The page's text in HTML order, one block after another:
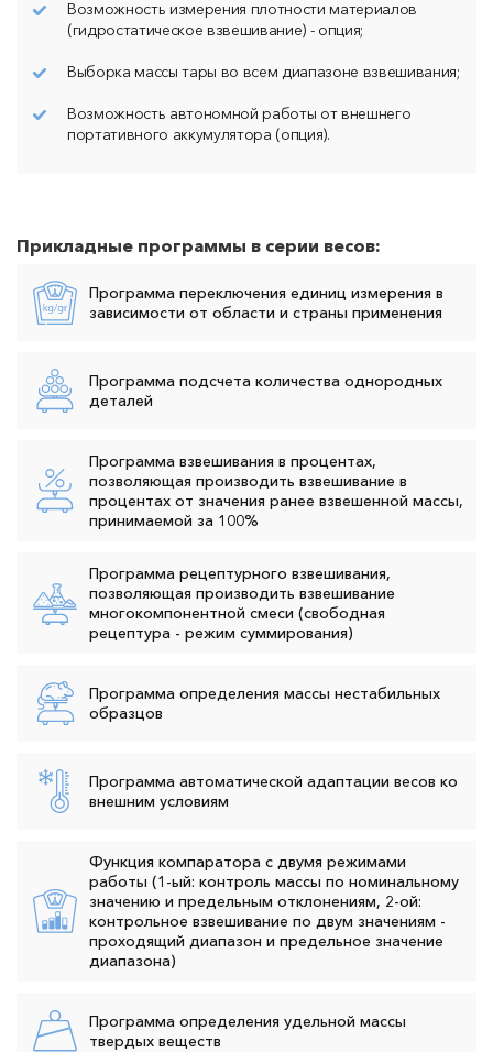
Возможность измерения плотности материалов
(гидростатическое взвешивание) - опция;
Выборка массы тары во всем диапазоне взвешивания;
Возможность автономной работы от внешнего
портативного аккумулятора (опция).
Прикладные программы в серии весов:
Программа переключения единиц измерения в
зависимости от области и страны применения
Программа подсчета количества однородных
деталей
Программа взвешивания в процентах,
позволяющая производить взвешивание в
процентах от значения ранее взвешенной массы,
принимаемой за 100%
Программа рецептурного взвешивания,
позволяющая производить взвешивание
многокомпонентной смеси (свободная
рецептура - режим суммирования)
Программа определения массы нестабильных
образцов
Программа автоматической адаптации весов ко
внешним условиям
Функция компаратора с двумя режимами
работы (1-ый: контроль массы по номинальному
значению и предельным отклонениям, 2-ой:
контрольное взвешивание по двум значениям -
проходящий диапазон и предельное значение
диапазона)
Программа определения удельной массы
твердых веществ